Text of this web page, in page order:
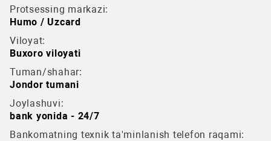
Protsessing markazi:
Humo / Uzcard
Viloyat:
Buxoro viloyati
Tuman/shahar:
Jondor tumani
Joylashuvi:
bank yonida - 24/7
Bankomatning texnik ta'minlanish telefon raqami: